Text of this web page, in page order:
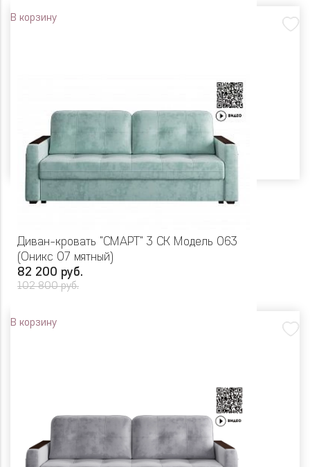
В корзину
Диван-кровать "СМАРТ" 3 СК Модель 063
(Оникс 07 мятный)
82 200 руб.
102 800 руб.
В корзину